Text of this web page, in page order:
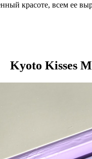
красоте, всем ее
Kyoto Kisses